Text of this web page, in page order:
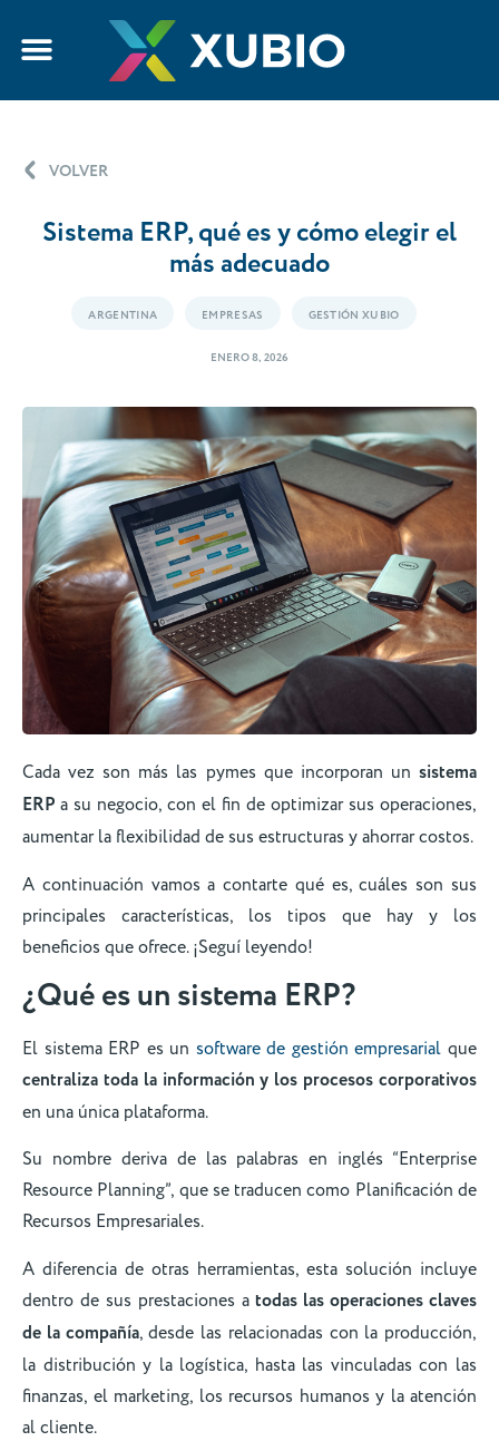
VOLVER
Sistema ERP, qué es y cómo elegir el
más adecuado
ARGENTINA EMPRESAS GESTIÓN XUBIO
ENERO 8, 2026
Cada vez son más las pymes que incorporan un sistema
ERP a su negocio, con el fin de optimizar sus operaciones,
aumentar la flexibilidad de sus estructuras y ahorrar costos.
A continuación vamos a contarte qué es, cuáles son sus
principales características, los tipos que hay y los
beneficios que ofrece. ¡Seguí leyendo!
¿Qué es un sistema ERP?
El sistema ERP es un software de gestión empresarial que
centraliza toda la información y los procesos corporativos
en una única plataforma.
Su nombre deriva de las palabras en inglés “Enterprise
Resource Planning”, que se traducen como Planificación de
Recursos Empresariales.
A diferencia de otras herramientas, esta solución incluye
dentro de sus prestaciones atodas las operaciones claves
de la compañía, desde las relacionadas con la producción,
la distribución y la logística, hasta las vinculadas con las
finanzas, el marketing, los recursos humanos y la atención
al cliente.